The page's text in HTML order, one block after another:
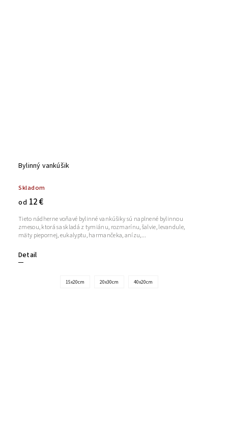
Bylinný vankúšik
Skladom
od 12 €
Detail
Tieto nádherne voňavé bylinné vankúšiky sú naplnené bylinnou
zmesou, ktorá sa skladá z tymiánu, rozmarínu, šalvie, levandule,
mäty piepornej, eukalyptu, harmančeka, anízu,...
15x20cm 20x30cm 40x20cm